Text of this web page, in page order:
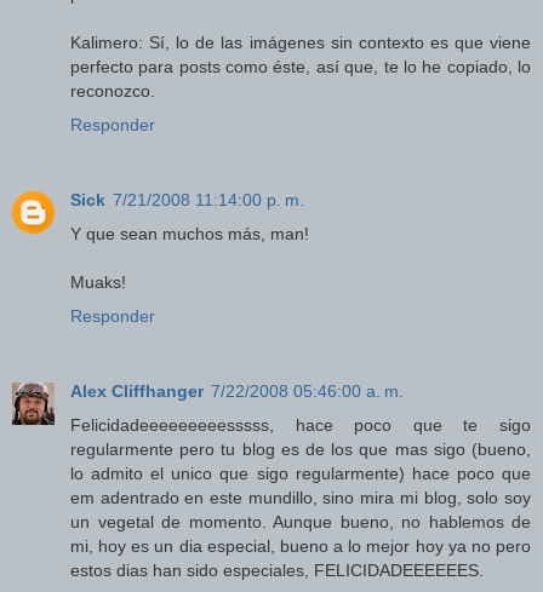
Kalimero: Sí, lo de las imágenes sin contexto es que viene
perfecto para posts como éste, así que, te lo he copiado, lo
reconozco.
Responder
Sick 7/21/2008 11:14:00 p. m.
Y que sean muchos más, man!
Muaks!
Responder
Alex Cliffhanger 7/22/2008 05:46:00 a. m.
Felicidadeeeeeeeeesssss, hace poco que te sigo
regularmente pero tu blog es de los que mas sigo (bueno,
lo admito el unico que sigo regularmente) hace poco que
em adentrado en este mundillo, sino mira mi blog, solo soy
un vegetal de momento. Aunque bueno, no hablemos de
mi, hoy es un dia especial, bueno a lo mejor hoy ya no pero
estos dias han sido especiales, FELICIDADEEEEEES.